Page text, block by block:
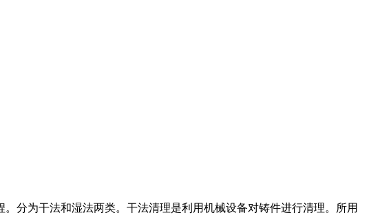
分为干法和湿法两类。干法清理是利用机械设备对铸件进行清理。所用